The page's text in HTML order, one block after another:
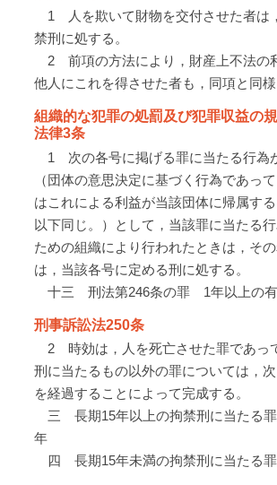
1 人を欺いて財物を交付させた者は
禁刑に処する。
2 前項の方法により，財産上不法の
他人にこれを得させた者も，同項と同様
組織的な犯罪の処罰及び犯罪収益の
法律3条
1 次の各号に掲げる罪に当たる行為
（団体の意思決定に基づく行為であっ
はこれによる利益が当該団体に帰属する
以下同じ。）として，当該罪に当たる
ための組織により行われたときは，そ
は，当該各号に定める刑に処する。
十三 刑法第246条の罪 1年以上の有
刑事訴訟法250条
2 時効は，人を死亡させた罪であっ
刑に当たるもの以外の罪については，
を経過することによって完成する。
三 長期15年以上の拘禁刑に当たる
年
四 長期15年未満の拘禁刑に当たる